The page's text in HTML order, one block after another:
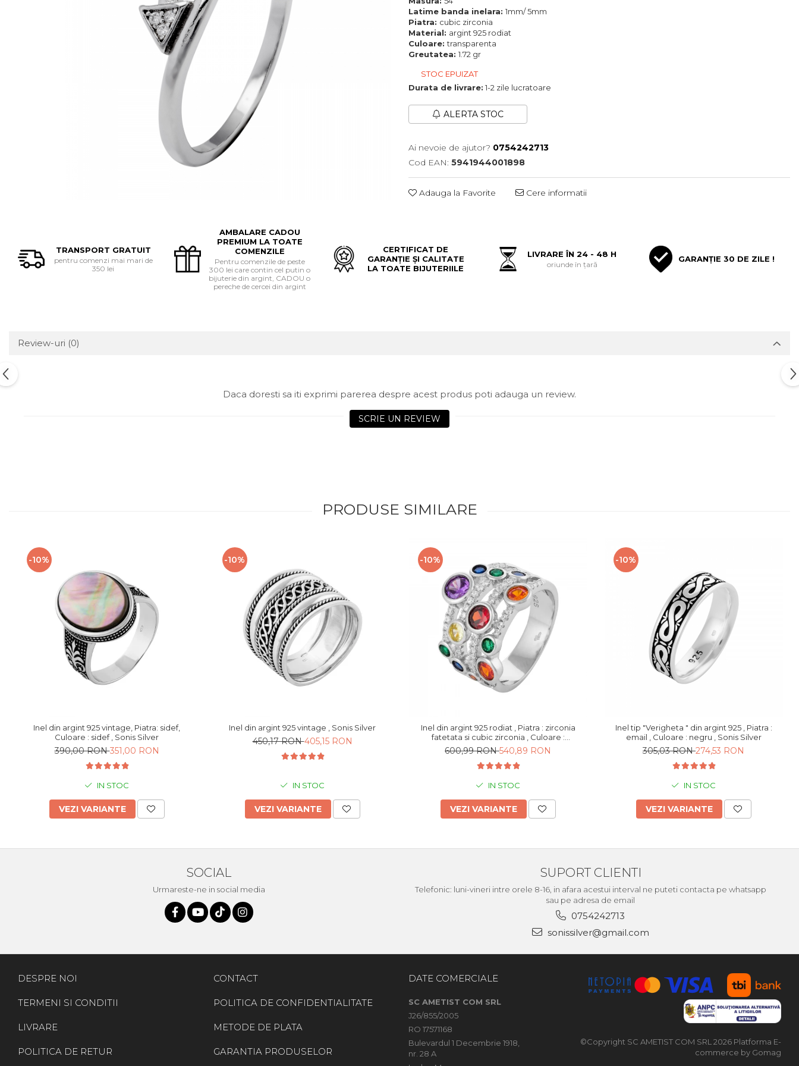
Latime banda inelara: 1mm/ 5mm
Piatra: cubic zirconia
Material: argint 925 rodiat
Culoare:transparenta
Greutatea: 1.72 gr
STOC EPUIZAT
Durata de livrare: 1-2 zile lucratoare
ALERTA STOC
Ai nevoie de ajutor? 0754242713
Cod EAN: 5941944001898
Adauga la Favorite Cere informatii
TRANSPORT GRATUIT
pentru comenzi mai mari de
350 lei
AMBALARE CADOU
PREMIUM LA TOATE
COMENZILE
Pentru comenzile de peste
300 lei care contin cel putin o
bijuterie din argint, CADOU o
pereche de cercei din argint
CERTIFICAT DE
GARANȚIE ȘI CALITATE
LA TOATE BIJUTERIILE
LIVRARE ÎN 24 - 48 H
oriunde în țară
GARANȚIE 30 DE ZILE !
Review-uri (0)
Daca doresti sa iti exprimi parerea despre acest produs poti adauga un review.
SCRIE UN REVIEW
PRODUSE SIMILARE
-10%
Inel din argint 925 vintage, Piatra: sidef,
Culoare : sidef , Sonis Silver
390,00 RON351,00 RON
IN STOC
VEZI VARIANTE
-10%
Inel din argint 925 vintage , Sonis Silver
450,17 RON405,15 RON
IN STOC
VEZI VARIANTE
-10%
Inel din argint 925 rodiat , Piatra : zirconia
fatetata si cubic zirconia , Culoare :
multicolor , Sonis Silver
600,99 RON540,89 RON
IN STOC
VEZI VARIANTE
-10%
Inel tip "Verigheta " din argint 925 , Piatra :
email , Culoare : negru , Sonis Silver
305,03 RON274,53 RON
IN STOC
VEZI VARIANTE
SOCIAL
Urmareste-ne in social media
SUPORT CLIENTI
Telefonic: luni-vineri intre orele 8-16, in afara acestui interval ne puteti contacta pe whatsapp
sau pe adresa de email
0754242713
sonissilver@gmail.com
DESPRE NOI
TERMENI SI CONDITII
LIVRARE
POLITICA DE RETUR
CONTACT
POLITICA DE CONFIDENTIALITATE
METODE DE PLATA
GARANTIA PRODUSELOR
DATE COMERCIALE
SC AMETIST COM SRL
J26/855/2005
RO 17571168
Bulevardul 1 Decembrie 1918,
nr. 28 A
©Copyright SC AMETIST COM SRL 2026 Platforma E-
commerce by Gomag